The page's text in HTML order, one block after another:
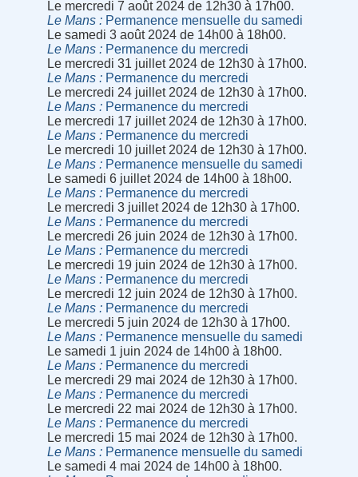
Le mercredi 7 août 2024 de 12h30 à 17h00.
Le Mans
Permanence mensuelle du samedi
Le samedi 3 août 2024 de 14h00 à 18h00.
Le Mans
Permanence du mercredi
Le mercredi 31 juillet 2024 de 12h30 à 17h00.
Le Mans
Permanence du mercredi
Le mercredi 24 juillet 2024 de 12h30 à 17h00.
Le Mans
Permanence du mercredi
Le mercredi 17 juillet 2024 de 12h30 à 17h00.
Le Mans
Permanence du mercredi
Le mercredi 10 juillet 2024 de 12h30 à 17h00.
Le Mans
Permanence mensuelle du samedi
Le samedi 6 juillet 2024 de 14h00 à 18h00.
Le Mans
Permanence du mercredi
Le mercredi 3 juillet 2024 de 12h30 à 17h00.
Le Mans
Permanence du mercredi
Le mercredi 26 juin 2024 de 12h30 à 17h00.
Le Mans
Permanence du mercredi
Le mercredi 19 juin 2024 de 12h30 à 17h00.
Le Mans
Permanence du mercredi
Le mercredi 12 juin 2024 de 12h30 à 17h00.
Le Mans
Permanence du mercredi
Le mercredi 5 juin 2024 de 12h30 à 17h00.
Le Mans
Permanence mensuelle du samedi
Le samedi 1 juin 2024 de 14h00 à 18h00.
Le Mans
Permanence du mercredi
Le mercredi 29 mai 2024 de 12h30 à 17h00.
Le Mans
Permanence du mercredi
Le mercredi 22 mai 2024 de 12h30 à 17h00.
Le Mans
Permanence du mercredi
Le mercredi 15 mai 2024 de 12h30 à 17h00.
Le Mans
Permanence mensuelle du samedi
Le samedi 4 mai 2024 de 14h00 à 18h00.